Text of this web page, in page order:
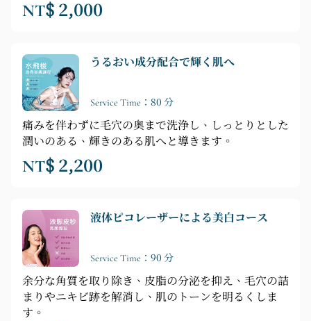
NT$ 2,000
うるおい成分配合で輝く肌へ
Service Time：80 分
痛みを伴わずに毛穴の奥まで洗浄し、しっとりとした
潤いのある、輝きのある肌へと導きます。
NT$ 2,200
液体ピコレーザーによる美白コース
Service Time：90 分
余分な角質を取り除き、皮脂の分泌を抑え、毛穴の詰
まりやニキビ跡を解消し、肌のトーンを明るくしま
す。